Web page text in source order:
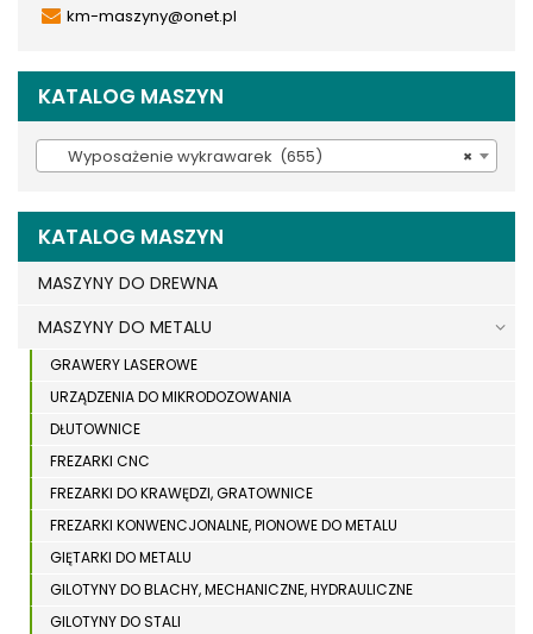
km-maszyny@onet.pl
KATALOG MASZYN
×
Wyposażenie wykrawarek (655)
KATALOG MASZYN
MASZYNY DO DREWNA
MASZYNY DO METALU
GRAWERY LASEROWE
URZĄDZENIA DO MIKRODOZOWANIA
DŁUTOWNICE
FREZARKI CNC
FREZARKI DO KRAWĘDZI, GRATOWNICE
FREZARKI KONWENCJONALNE, PIONOWE DO METALU
GIĘTARKI DO METALU
GILOTYNY DO BLACHY, MECHANICZNE, HYDRAULICZNE
GILOTYNY DO STALI